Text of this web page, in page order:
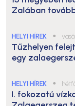
Zalában
HELYI HÍREK ●
Tűzhelyen
egy
HELYI HÍREK ●
I. fokozatú